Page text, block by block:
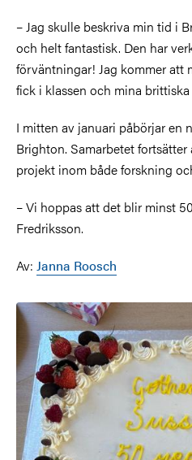
– Jag skulle beskriva min tid i
och helt fantastisk. Den har
förväntningar! Jag kommer att
fick i klassen och mina brittiska
I mitten av januari påbörjar en
Brighton. Samarbetet
projekt inom både forskning
– Vi hoppas att det blir minst
Fredriksson.
Av: Janna Roosch
Bild